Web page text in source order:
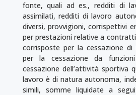
fonte, quali ad es., redditi di
assimilati, redditi di lavoro
diversi, provvigioni, corrispettivi
per prestazioni relative a
corrisposte per la cessazione
per la cessazione da
cessazione dell’attività sportiva
lavoro è di natura autonoma,
simili, somme liquidate a